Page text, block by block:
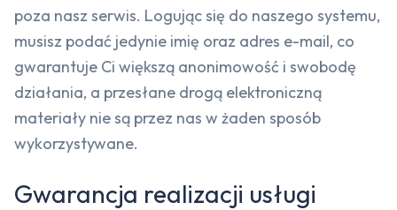
poza nasz serwis. Logując się do naszego systemu,
musisz podać jedynie imię oraz adres e-mail, co
gwarantuje Ci większą anonimowość i swobodę
działania, a przesłane drogą elektroniczną
materiały nie są przez nas w żaden sposób
wykorzystywane.
Gwarancja realizacji usługi